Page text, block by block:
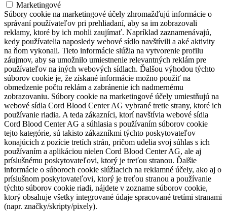
Marketingové
Súbory cookie na marketingové účely zhromažďujú informácie o
správaní používateľov pri prehliadaní, aby sa im zobrazovali
reklamy, ktoré by ich mohli zaujímať. Napríklad zaznamenávajú,
kedy používatelia naposledy webové sídlo navštívili a aké aktivity
na ňom vykonali. Tieto informácie slúžia na vytvorenie profilu
záujmov, aby sa umožnilo umiestnenie relevantných reklám pre
používateľov na iných webových sídlach. Ďalšou výhodou týchto
súborov cookie je, že získané informácie možno použiť na
obmedzenie počtu reklám a zabránenie ich nadmernému
zobrazovaniu. Súbory cookie na marketingové účely umiestňujú na
webové sídla Cord Blood Center AG vybrané tretie strany, ktoré ich
používanie riadia. A teda zákazníci, ktorí navštívia webové sídla
Cord Blood Center AG a súhlasia s používaním súborov cookie
tejto kategórie, sú takisto zákazníkmi týchto poskytovateľov
konajúcich z pozície tretích strán, pričom udelia svoj súhlas s ich
používaním a aplikáciou nielen Cord Blood Center AG, ale aj
príslušnému poskytovateľovi, ktorý je treťou stranou. Ďalšie
informácie o súboroch cookie slúžiacich na reklamné účely, ako aj o
príslušnom poskytovateľovi, ktorý je treťou stranou a používanie
týchto súborov cookie riadi, nájdete v zozname súborov cookie,
ktorý obsahuje všetky integrované údaje spracované tretími stranami
(napr. značky/skripty/pixely).